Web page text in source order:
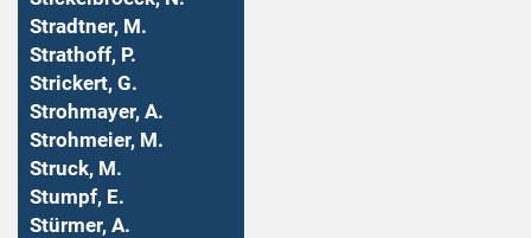
Stradtner, M.
Strathoff, P.
Strickert, G.
Strohmayer, A.
Strohmeier, M.
Struck, M.
Stumpf, E.
Stürmer, A.